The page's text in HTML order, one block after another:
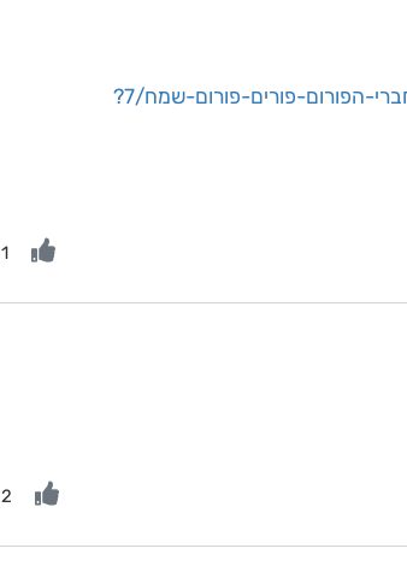
https://weather-forum.co.il/topic/2337/לחברי-הפורום-פורים-פורום-שמח/7?
1
2